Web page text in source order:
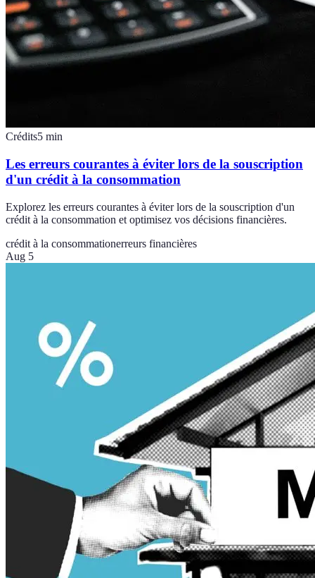
Crédits5 min
Les erreurs courantes à éviter lors de la souscription
d'un crédit à la consommation
Explorez les erreurs courantes à éviter lors de la souscription d'un
crédit à la consommation et optimisez vos décisions financières.
crédit à la consommationerreurs financières
Aug 5